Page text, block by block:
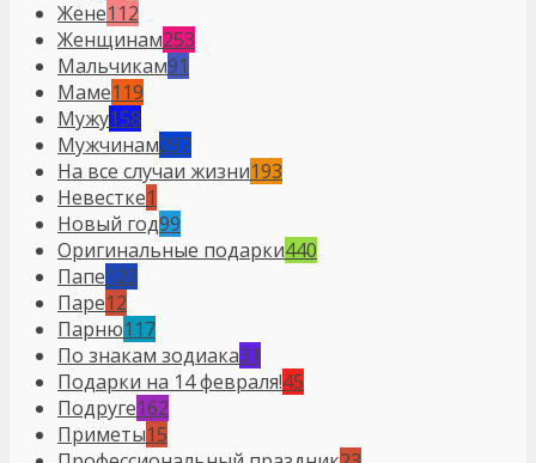
Жене112
Женщинам253
Мальчикам91
Маме119
Мужу158
Мужчинам297
На все случаи жизни193
Невестке1
Новый год99
Оригинальные подарки440
Папе123
Паре12
Парню117
По знакам зодиака31
Подарки на 14 февраля!45
Подруге162
Приметы15